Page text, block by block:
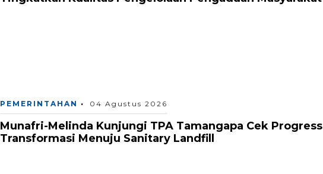
PEMERINTAHAN 04 Agustus 2026
Munafri-Melinda Kunjungi TPA Tamangapa Cek Progress
Transformasi Menuju Sanitary Landfill